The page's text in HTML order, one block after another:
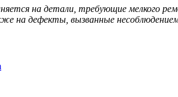
на детали, требующие мелкого
на дефекты, вызванные несоблюдением